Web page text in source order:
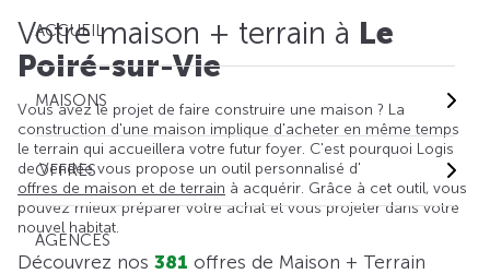
ACCUEIL
MAISONS
OFFRES
AGENCES
Votre maison + terrain à Le
Poiré-sur-Vie
Vous avez le projet de faire construire une maison ? La
construction d'une maison implique d'acheter en même temps
le terrain qui accueillera votre futur foyer. C'est pourquoi Logis
de Vendée vous propose un outil personnalisé d'
offres de maison et de terrain à acquérir. Grâce à cet outil, vous
pouvez mieux préparer votre achat et vous projeter dans votre
nouvel habitat.
Découvrez nos 381 offres de Maison + Terrain